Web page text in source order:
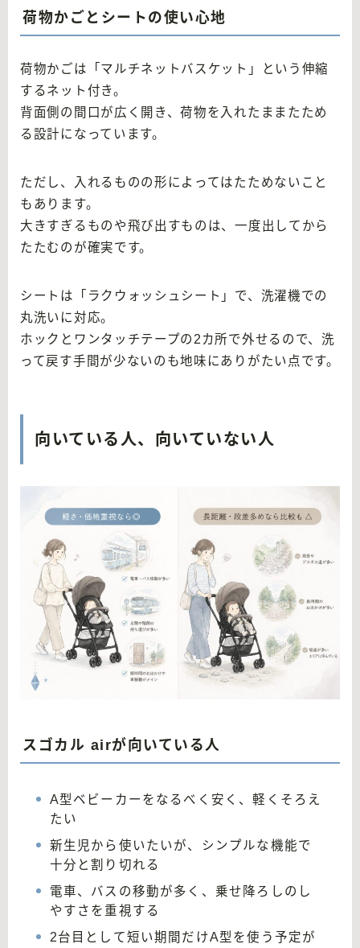
荷物かごとシートの使い心地
荷物かごは「マルチネットバスケット」という伸縮
するネット付き。
背面側の間口が広く開き、荷物を入れたままたため
る設計になっています。
ただし、入れるものの形によってはたためないこと
もあります。
大きすぎるものや飛び出すものは、一度出してから
たたむのが確実です。
シートは「ラクウォッシュシート」で、洗濯機での
丸洗いに対応。
ホックとワンタッチテープの2カ所で外せるので、洗
って戻す手間が少ないのも地味にありがたい点です。
向いている人、向いていない人
スゴカル airが向いている人
A型ベビーカーをなるべく安く、軽くそろえ
たい
新生児から使いたいが、シンプルな機能で
十分と割り切れる
電車、バスの移動が多く、乗せ降ろしのし
やすさを重視する
2台目として短い期間だけA型を使う予定が